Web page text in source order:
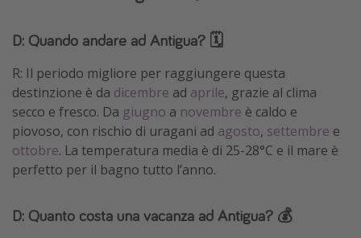
D: Quando andare ad Antigua? 🗓️
R: Il periodo migliore per raggiungere questa
destinzione è da dicembre ad aprile, grazie al clima
secco e fresco. Da giugno a novembre è caldo e
piovoso, con rischio di uragani ad agosto, settembre e
ottobre. La temperatura media è di 25-28°C e il mare è
perfetto per il bagno tutto l’anno.
D: Quanto costa una vacanza ad Antigua? 💰